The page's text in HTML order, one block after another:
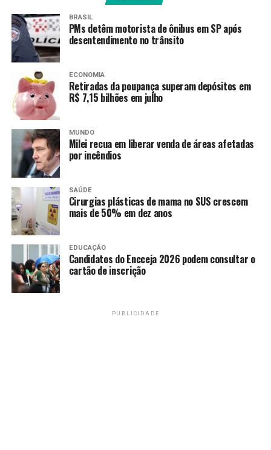
AAgência Brasil entrou em contato com a Secretaria
de Comunicação da Presidência para esclarecer sobre a
previsão de viagens e aguarda informações.
Fonte:Agência Brasil
TAGS
PRÓXIMO
CCJ aprova plano de trabalho da regulamentação da
reforma tributária
RECENTES
Polícia detém suspeito de atirar em prefeito de Taboão
da Serra
Amarildo Mota
BRASIL
PMs detêm motorista de ônibus em SP após
desentendimento no trânsito
ECONOMIA
Retiradas da poupança superam depósitos em
R$ 7,15 bilhões em julho
MUNDO
Milei recua em liberar venda de áreas afetadas
por incêndios
SAÚDE
Cirurgias plásticas de mama no SUS crescem
mais de 50% em dez anos
EDUCAÇÃO
Candidatos do Encceja 2026 podem consultar o
cartão de inscrição
PUBLICIDADE